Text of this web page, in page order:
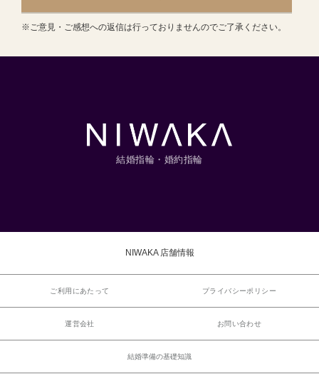
※ご意見・ご感想への返信は行っておりませんのでご了承ください。
結婚指輪・婚約指輪
NIWAKA 店舗情報
ご利用にあたって プライバシーポリシー
運営会社 お問い合わせ
結婚準備の基礎知識